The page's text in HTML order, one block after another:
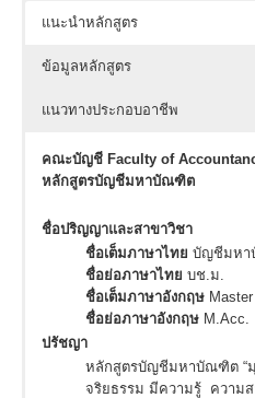
แนะนำหลักสูตร
ข้อมูลหลักสูตร
แนวทางประกอบอาชีพ
คณะบัญชี Faculty of
หลักสูตรบัญชีมหาบัณฑิต
ชื่อปริญญาและสาขาวิชา
ชื่อเต็มภาษาไทย บัญชีมห
ชื่อย่อภาษาไทย บช.ม.
ชื่อเต็มภาษาอังกฤษ
ชื่อย่อภาษาอังกฤษ M.Acc.
ปรัชญา
หลักสูตรบัญชีมหาบัณฑิต “
จริยธรรม มีความรู้ ความ